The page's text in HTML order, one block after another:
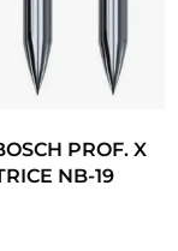
PROF. X
NB-19